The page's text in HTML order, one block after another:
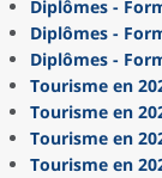
Diplômes -
Diplômes -
Diplômes -
Tourisme en
Tourisme en
Tourisme en
Tourisme en